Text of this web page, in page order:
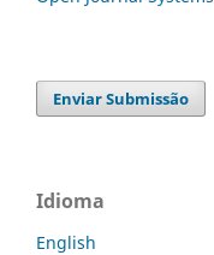
Enviar Submissão
Idioma
English